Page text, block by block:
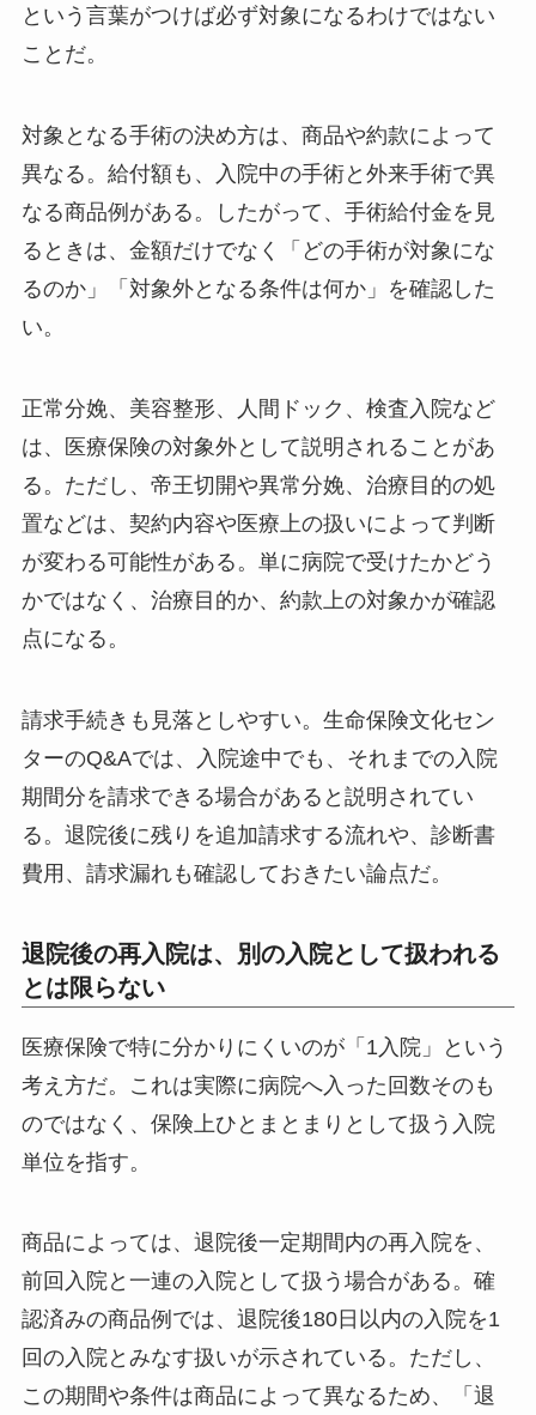
という言葉がつけば必ず対象になるわけではない
ことだ。
対象となる手術の決め方は、商品や約款によって
異なる。給付額も、入院中の手術と外来手術で異
なる商品例がある。したがって、手術給付金を見
るときは、金額だけでなく「どの手術が対象にな
るのか」「対象外となる条件は何か」を確認した
い。
正常分娩、美容整形、人間ドック、検査入院など
は、医療保険の対象外として説明されることがあ
る。ただし、帝王切開や異常分娩、治療目的の処
置などは、契約内容や医療上の扱いによって判断
が変わる可能性がある。単に病院で受けたかどう
かではなく、治療目的か、約款上の対象かが確認
点になる。
請求手続きも見落としやすい。生命保険文化セン
ターのQ&Aでは、入院途中でも、それまでの入院
期間分を請求できる場合があると説明されてい
る。退院後に残りを追加請求する流れや、診断書
費用、請求漏れも確認しておきたい論点だ。
退院後の再入院は、別の入院として扱われる
とは限らない
医療保険で特に分かりにくいのが「1入院」という
考え方だ。これは実際に病院へ入った回数そのも
のではなく、保険上ひとまとまりとして扱う入院
単位を指す。
商品によっては、退院後一定期間内の再入院を、
前回入院と一連の入院として扱う場合がある。確
認済みの商品例では、退院後180日以内の入院を1
回の入院とみなす扱いが示されている。ただし、
この期間や条件は商品によって異なるため、「退